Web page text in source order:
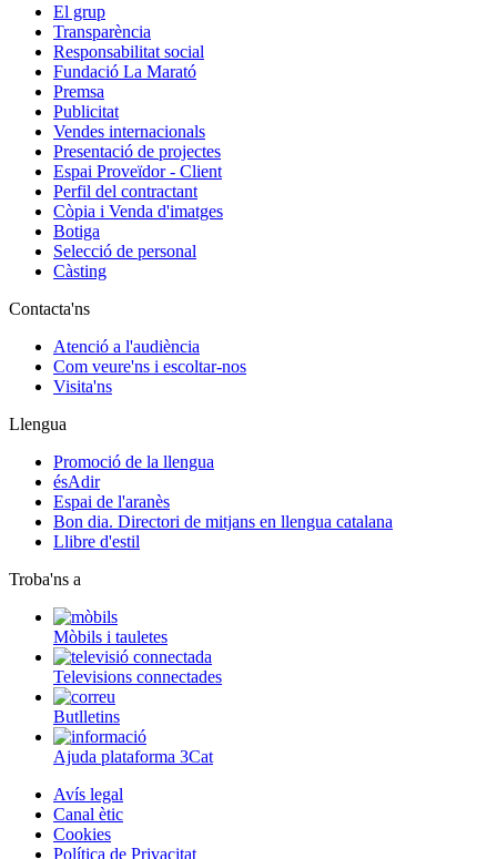
El grup
Transparència
Responsabilitat social
Fundació La Marató
Premsa
Publicitat
Vendes internacionals
Presentació de projectes
Espai Proveïdor - Client
Perfil del contractant
Còpia i Venda d'imatges
Botiga
Selecció de personal
Càsting
Contacta'ns
Atenció a l'audiència
Com veure'ns i escoltar-nos
Visita'ns
Llengua
Promoció de la llengua
ésAdir
Espai de l'aranès
Bon dia. Directori de mitjans en llengua catalana
Llibre d'estil
Troba'ns a
Mòbils i tauletes
Televisions connectades
Butlletins
Ajuda plataforma 3Cat
Avís legal
Canal ètic
Cookies
Política de Privacitat